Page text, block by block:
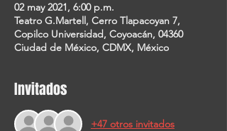
02 may 2021, 6:00 p.m.
Teatro G.Martell, Cerro Tlapacoyan 7,
Copilco Universidad, Coyoacán, 04360
Ciudad de México, CDMX, México
Invitados
+47 otros invitados